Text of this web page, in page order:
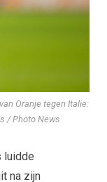
Oranje tegen Italie:
/ Photo News
luidde
na zijn